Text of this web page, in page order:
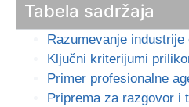
Tabela sadržaja
Razumevanje
Ključni kriterijumi
Primer profesionalne
Priprema za razgovor i